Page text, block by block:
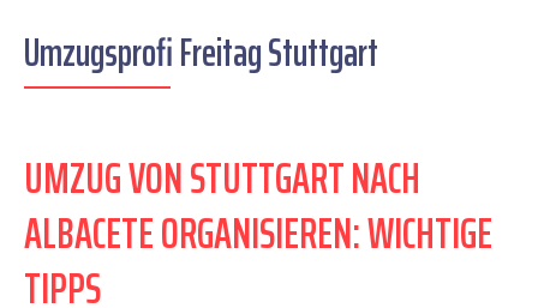
Umzugsprofi Freitag Stuttgart
UMZUG VON STUTTGART NACH
ALBACETE ORGANISIEREN: WICHTIGE
TIPPS